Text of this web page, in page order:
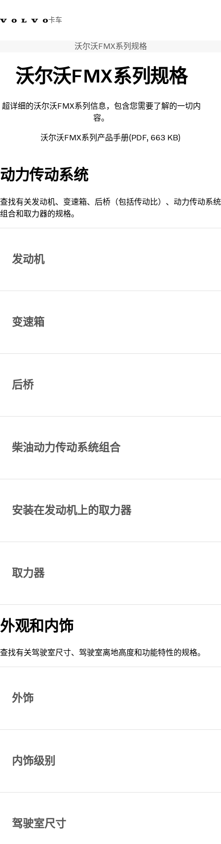
卡车
沃尔沃卡车商店登录查找经销商 中国
运输解决方案
服务
沃尔沃FMX系列规格
沃尔沃FMX系列规格
超详细的沃尔沃FMX系列信息，包含您需要了解的一切内
容。
沃尔沃FMX系列产品手册 PDF 663 KB
动力传动系统
查找有关发动机、变速箱、后桥（包括传动比）、动力传动系统
组合和取力器的规格。
发动机
变速箱
后桥
柴油动力传动系统组合
安装在发动机上的取力器
取力器
外观和内饰
查找有关驾驶室尺寸、驾驶室离地高度和功能特性的规格。
外饰
内饰级别
驾驶室尺寸